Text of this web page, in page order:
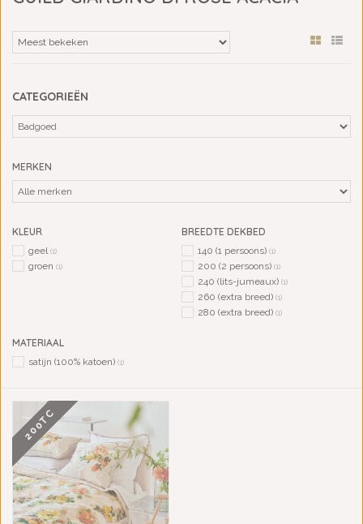
CATEGORIEËN
MERKEN
KLEUR
geel(1)
groen (1)
BREEDTE DEKBED
140 (1 persoons) (1)
200 (2 persoons) (1)
240 (lits-jumeaux) (1)
260 (extra breed) (1)
280 (extra breed) (1)
MATERIAAL
satijn (100% katoen) (1)
200TC